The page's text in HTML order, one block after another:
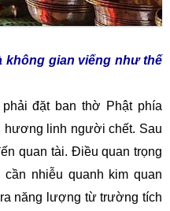
không gian viếng như thế
đặt ban thờ Phật phía
hương linh người chết. Sau
quan tài. Điều quan trọng
nhiễu quanh kim quan
năng lượng từ trường tích